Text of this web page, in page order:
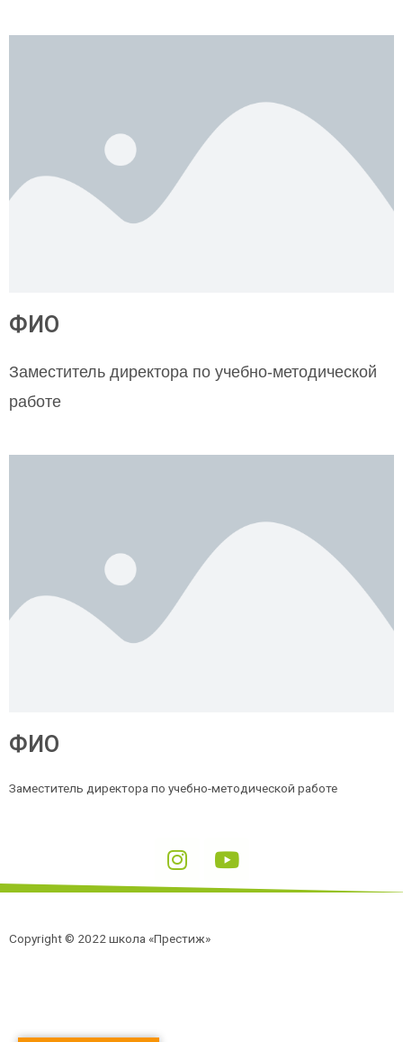
ФИО
Заместитель директора по учебно-методической
работе
ФИО
Заместитель директора по учебно-методической работе
Copyright © 2022 школа «Престиж»